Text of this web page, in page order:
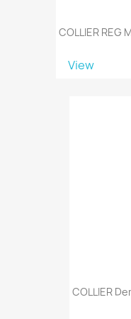
COLLIER REG
View
COLLIER